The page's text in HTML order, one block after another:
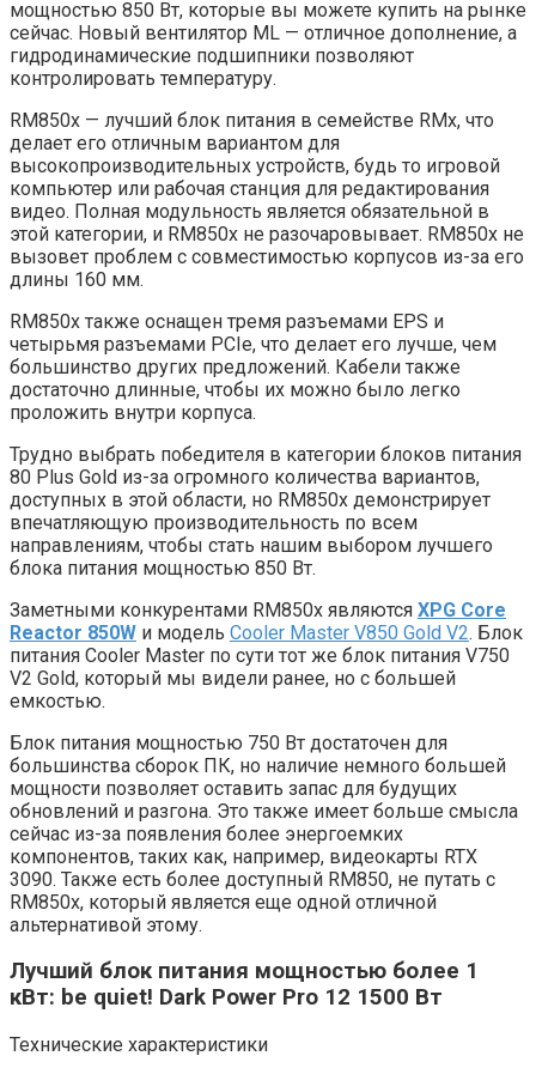
мощностью 850 Вт, которые вы можете купить на рынке
сейчас. Новый вентилятор ML — отличное дополнение, а
гидродинамические подшипники позволяют
контролировать температуру.
RM850x — лучший блок питания в семействе RMx, что
делает его отличным вариантом для
высокопроизводительных устройств, будь то игровой
компьютер или рабочая станция для редактирования
видео. Полная модульность является обязательной в
этой категории, и RM850x не разочаровывает. RM850x не
вызовет проблем с совместимостью корпусов из-за его
длины 160 мм.
RM850x также оснащен тремя разъемами EPS и
четырьмя разъемами PCIe, что делает его лучше, чем
большинство других предложений. Кабели также
достаточно длинные, чтобы их можно было легко
проложить внутри корпуса.
Трудно выбрать победителя в категории блоков питания
80 Plus Gold из-за огромного количества вариантов,
доступных в этой области, но RM850x демонстрирует
впечатляющую производительность по всем
направлениям, чтобы стать нашим выбором лучшего
блока питания мощностью 850 Вт.
Заметными конкурентами RM850x являются XPG Core
Reactor 850W и модель Cooler Master V850 Gold V2. Блок
питания Cooler Master по сути тот же блок питания V750
V2 Gold, который мы видели ранее, но с большей
емкостью.
Блок питания мощностью 750 Вт достаточен для
большинства сборок ПК, но наличие немного большей
мощности позволяет оставить запас для будущих
обновлений и разгона. Это также имеет больше смысла
сейчас из-за появления более энергоемких
компонентов, таких как, например, видеокарты RTX
3090. Также есть более доступный RM850, не путать с
RM850x, который является еще одной отличной
альтернативой этому.
Лучший блок питания мощностью более 1
кВт: be quiet! Dark Power Pro 12 1500 Вт
Технические характеристики